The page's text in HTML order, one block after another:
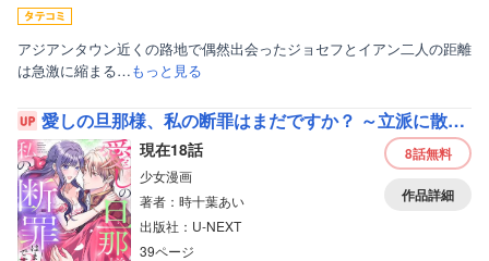
アジアンタウン近くの路地で偶然出会ったジョセフとイアン二人の距離
は急激に縮まる…もっと見る
愛しの旦那様、私の断罪はまだですか？ ～立派に散るために悪女になろうと思います～ 【分冊版】
現在18話
少女漫画
著者：時十葉あい
出版社：U-NEXT
39ページ
8話無料
作品詳細